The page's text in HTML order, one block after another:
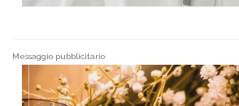
Messaggio pubblicitario